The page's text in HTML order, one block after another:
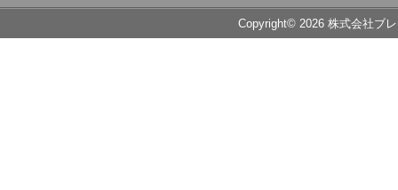
Copyright© 2026 株式会社ブ